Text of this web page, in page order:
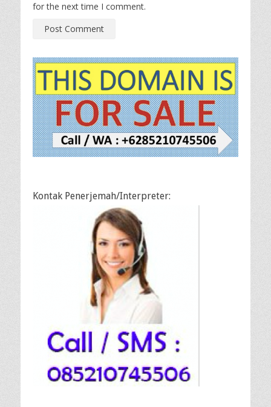
for the next time I comment.
Kontak Penerjemah/Interpreter: